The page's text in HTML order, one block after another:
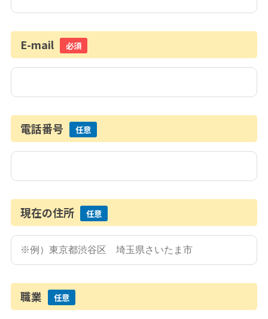
E-mail 必須
電話番号 任意
現在の住所 任意
職業 任意